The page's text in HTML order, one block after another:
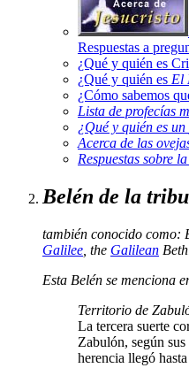
Respuestas a
¿Qué y quién es
¿Qué y quién es El
¿Cómo sabemos
Lista de profecías
¿Qué y quién es un
Acerca de las
Respuestas sobre la
Belén de la
también conocido como:
Galilee the Galilean
Esta Belén se menciona
Territorio de
La tercera suerte
Zabulón, según
herencia llegó